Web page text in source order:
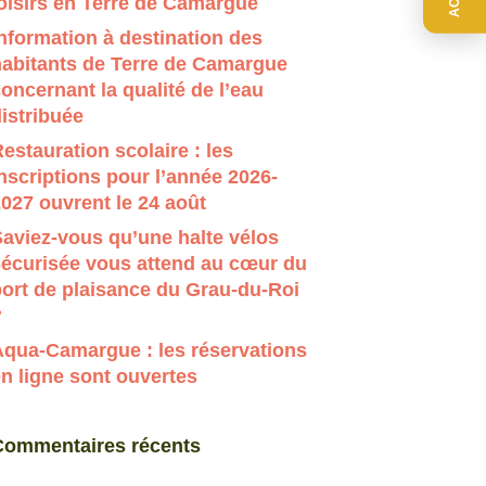
entrer pour aller à la page désirée.
à destination des
de Terre de Camargue
la qualité de l’eau
scolaire : les
pour l’année 2026-
ouvrent le 24 août
vous qu’une halte vélos
vous attend au cœur du
de plaisance du Grau-du-Roi
Camargue : les réservations
ligne sont ouvertes
récents